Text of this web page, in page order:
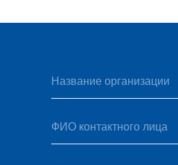
Название организации
ФИО контактного лица